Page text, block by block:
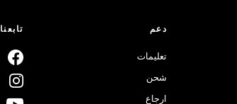
دعم
تعليمات
شحن
ارجاع
تابعنا